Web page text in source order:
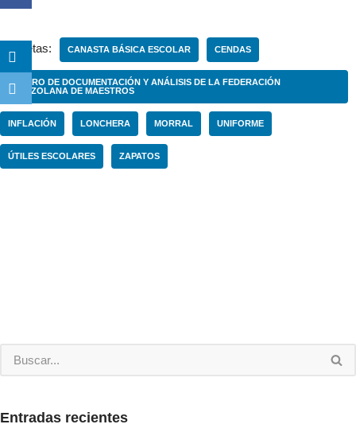
Etiquetas: CANASTA BÁSICA ESCOLAR CENDAS
CENTRO DE DOCUMENTACIÓN Y ANÁLISIS DE LA FEDERACIÓN
VENEZOLANA DE MAESTROS
INFLACIÓN LONCHERA MORRAL UNIFORME
ÚTILES ESCOLARES ZAPATOS
Entradas recientes